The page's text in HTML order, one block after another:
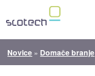
Novice » Domače branje